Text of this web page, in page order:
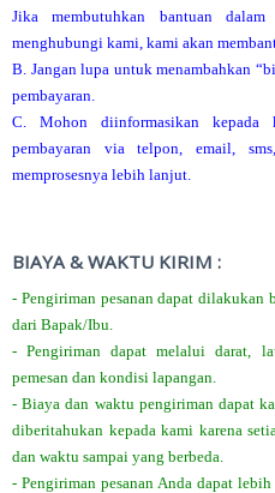
Jika membutuhkan bantuan
menghubungi kami, kami akan
B. Jangan lupa untuk menambahkan
pembayaran.
C. Mohon diinformasikan kepada
pembayaran via telpon, email,
memprosesnya lebih lanjut.
BIAYA & WAKTU KIRIM :
- Pengiriman pesanan dapat dilakukan
dari Bapak/Ibu.
- Pengiriman dapat melalui darat,
pemesan dan kondisi lapangan.
- Biaya dan waktu pengiriman dapat
diberitahukan kepada kami karena
dan waktu sampai yang berbeda.
- Pengiriman pesanan Anda dapat